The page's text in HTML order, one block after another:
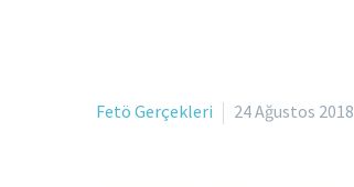
Fetö Gerçekleri 24 Ağustos 2018